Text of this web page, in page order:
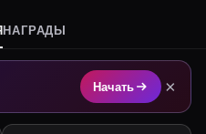
НАГРАДЫ
Начать ×